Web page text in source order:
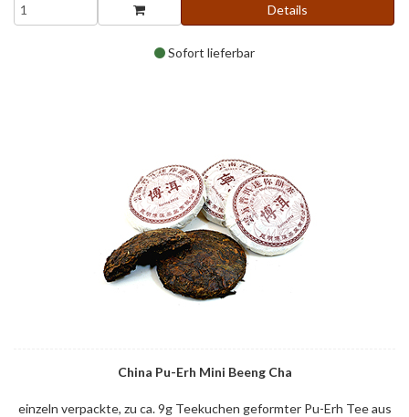
Details
Sofort lieferbar
China Pu-Erh Mini Beeng Cha
einzeln verpackte, zu ca. 9g Teekuchen geformter Pu-Erh Tee aus